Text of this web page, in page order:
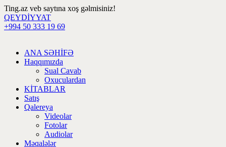
Ting.az veb saytına xoş gəlmisiniz!
QEYDİYYAT
+994 50 333 19 69
ANA SƏHİFƏ
Haqqımızda
Sual Cavab
Oxuculardan
KİTABLAR
Satış
Qalereya
Videolar
Fotolar
Audiolar
Məqalələr